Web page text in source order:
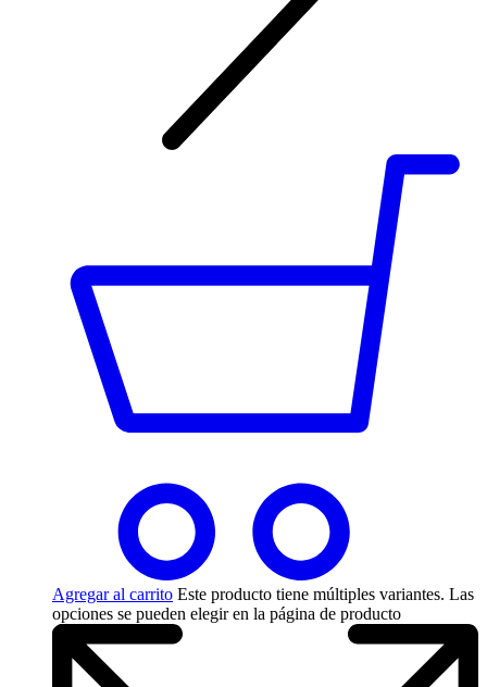
Agregar al carrito Este producto tiene múltiples variantes. Las
opciones se pueden elegir en la página de producto